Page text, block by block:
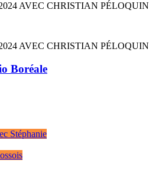
AVEC CHRISTIAN PÉLOQUIN
AVEC CHRISTIAN PÉLOQUIN
Boréale
Stéphanie